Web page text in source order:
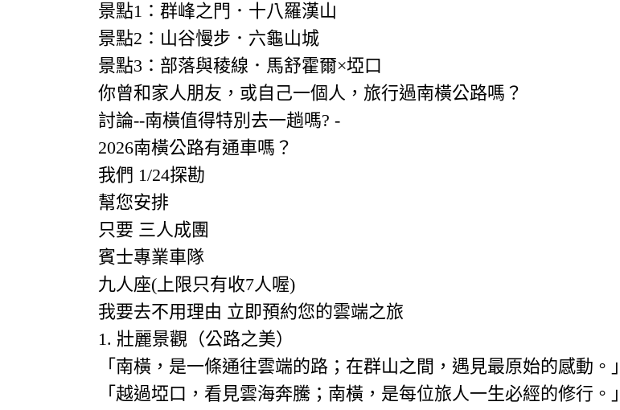
景點1：群峰之門．十八羅漢山
景點2：山谷慢步．六龜山城
景點3：部落與稜線．馬舒霍爾×埡口
你曾和家人朋友，或自己一個人，旅行過南橫公路嗎？
討論--南橫值得特別去一趟嗎? -
2026南橫公路有通車嗎？
我們 1/24探勘
幫您安排
只要 三人成團
賓士專業車隊
九人座(上限只有收7人喔)
我要去不用理由 立即預約您的雲端之旅
1. 壯麗景觀（公路之美）
「南橫，是一條通往雲端的路；在群山之間，遇見最原始的感動。」
「越過埡口，看見雲海奔騰；南橫，是每位旅人一生必經的修行。」